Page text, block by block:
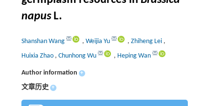
napusL.
Shanshan Wang , Weijia Yu , Zhiheng Lei ,
Huixia Zhao , Chunhong Wu , Heping Wan
Author information +
文章历史 +